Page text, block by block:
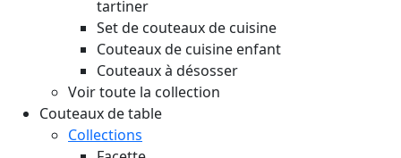
tartiner
Set de couteaux de cuisine
Couteaux de cuisine enfant
Couteaux à désosser
Voir toute la collection
Couteaux de table
Collections